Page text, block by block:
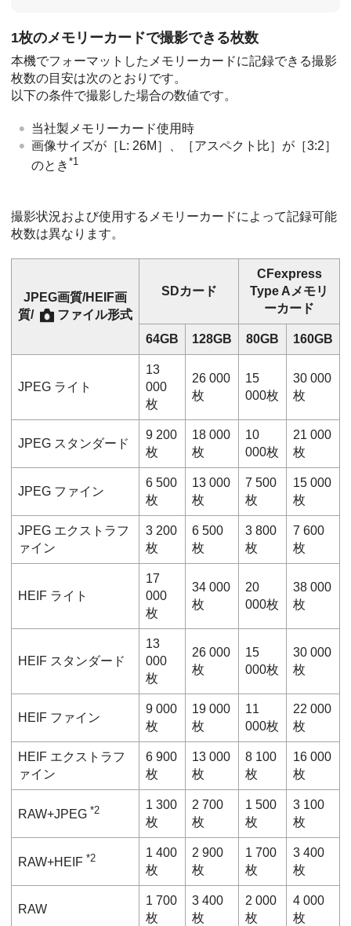
1枚のメモリーカードで撮影できる枚数
本機でフォーマットしたメモリーカードに記録できる撮影
枚数の目安は次のとおりです。
以下の条件で撮影した場合の数値です。
当社製メモリーカード使用時
画像サイズが ［L: 26M］ ［アスペクト比］ が ［3:2］
のとき *1
撮影状況および使用するメモリーカードによって記録可能
枚数は異なります。
JPEG画質/HEIF画
質/ ファイル形式
SDカード
CFexpress
Type Aメモリ
ーカード
64GB 128GB 80GB 160GB
JPEG ライト
13
000
枚
26 000
枚
15
000枚
30 000
枚
JPEG スタンダード
9 200
枚
18 000
枚
10
000枚
21 000
枚
JPEG ファイン
6 500
枚
13 000
枚
7 500
枚
15 000
枚
JPEG エクストラフ
ァイン
3 200
枚
6 500
枚
3 800
枚
7 600
枚
HEIF ライト
17
000
枚
34 000
枚
20
000枚
38 000
枚
HEIF スタンダード
13
000
枚
26 000
枚
15
000枚
30 000
枚
HEIF ファイン
9 000
枚
19 000
枚
11
000枚
22 000
枚
HEIF エクストラフ
ァイン
6 900
枚
13 000
枚
8 100
枚
16 000
枚
RAW+JPEG *2
1 300
枚
2 700
枚
1 500
枚
3 100
枚
RAW+HEIF *2
1 400
枚
2 900
枚
1 700
枚
3 400
枚
RAW
1 700
枚
3 400
枚
2 000
枚
4 000
枚